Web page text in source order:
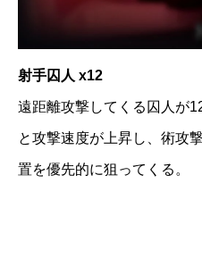
射手囚人 x12
遠距離攻撃してくる囚人が
と攻撃速度が上昇し、術攻
置を優先的に狙ってくる。